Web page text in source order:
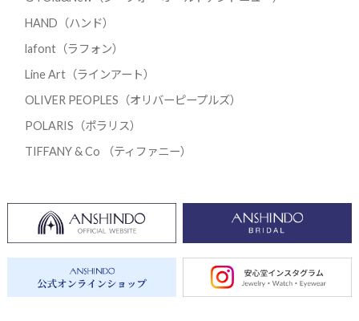
HAND（ハンド）
lafont（ラフォン）
Line Art（ラインアート）
OLIVER PEOPLES（オリバーピープルズ）
POLARIS（ポラリス）
TIFFANY & Co （ティファニー）